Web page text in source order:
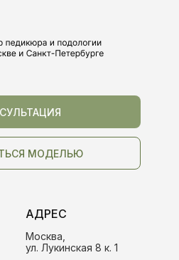
МОДЕЛЬЮ
АДРЕС
Москва,
ул. Лукинская 8 к. 1